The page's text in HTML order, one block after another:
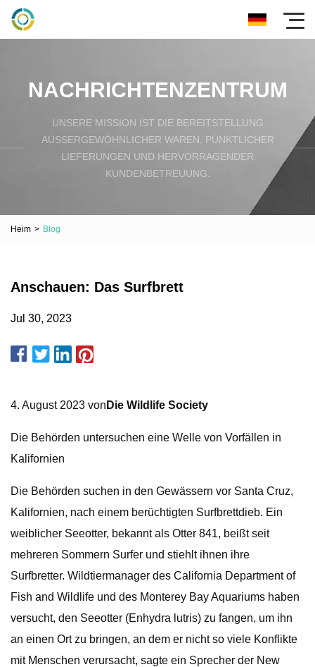
NACHRICHTENZENTRUM
UNSERE MISSION IST DIE BEREITSTELLUNG
AUSSERGEWÖHNLICHER WAREN, PÜNKTLICHER L
IEFERUNGEN UND HERVORRAGENDER K
UNDENBETREUUNG.
Heim > Blog
Anschauen: Das Surfbrett
Jul 30, 2023
4. August 2023 von Die Wildlife Society
Die Behörden untersuchen eine Welle von Vorfällen in
Kalifornien
Die Behörden suchen in den Gewässern vor Santa Cruz,
Kalifornien, nach einem berüchtigten Surfbrettdieb. Ein
weiblicher Seeotter, bekannt als Otter 841, beißt seit
mehreren Sommern Surfer und stiehlt ihnen ihre
Surfbretter. Wildtiermanager des California Department of
Fish and Wildlife und des Monterey Bay Aquariums haben
versucht, den Seeotter (Enhydra lutris) zu fangen, um ihn
an einen Ort zu bringen, an dem er nicht so viele Konflikte
mit Menschen verursacht, sagte ein Sprecher der New